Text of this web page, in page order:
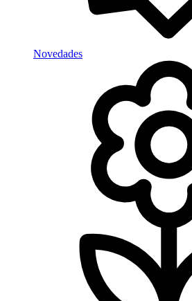
Novedades